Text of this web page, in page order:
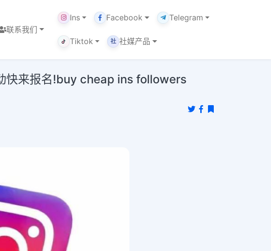
联系我们
Ins Facebook Telegram
Tiktok 社 社媒产品
快来报名!buy cheap ins followers